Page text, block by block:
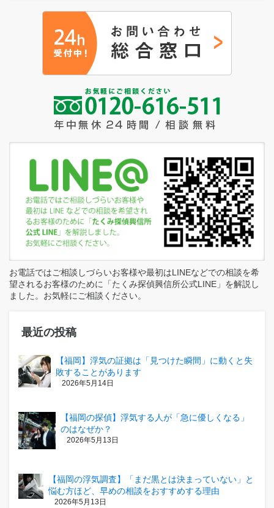
お電話ではご相談しづらいお客様や最初はLINEなどでの相談を希
望されるお客様のために「たくみ探偵興信所公式LINE」を解説し
ました。お気軽にご相談ください。
最近の投稿
【福岡】浮気の証拠は「見つけた瞬間」に動くと失
敗することがあります
2026年5月14日
【福岡の探偵】浮気する人が「急に優しくなる」
のはなぜか？
2026年5月13日
【福岡の浮気調査】「まだ黒とは決まっていない」と
悩む方ほど、早めの相談をおすすめする理由
2026年5月13日